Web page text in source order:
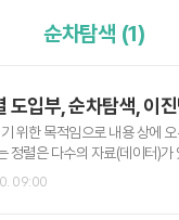
순차탐색 (1)
도입부, 순차탐색, 이
위한 목적임으로 내용 상에
정렬은 다수의 자료(데이터)가
것인가를 말한다. 정렬 파트를
09:00